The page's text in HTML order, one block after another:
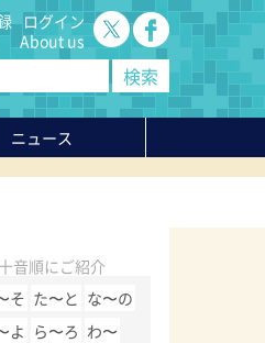
ログイン
About us
ニュース
音順にご紹介
そ た〜と な〜の
よ ら〜ろ わ〜